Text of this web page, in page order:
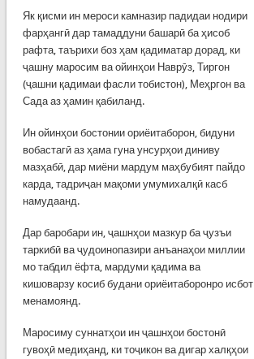
Як қисми ин мероси камназир падидаи нодири
фарҳангӣ дар тамаддуни башарӣ ба ҳисоб
рафта, таърихи боз ҳам қадиматар дорад, ки
ҷашну маросим ва ойинҳои Наврӯз, Тиргон
(ҷашни қадимаи фасли тобистон), Меҳргон ва
Сада аз ҳамин қабиланд.
Ин ойинҳои бостонии ориёитаборон, бидуни
вобастагӣ аз ҳама гуна унсурҳои диниву
мазҳабӣ, дар миёни мардум маҳбубият пайдо
карда, тадриҷан мақоми умумихалқӣ касб
намудаанд.
Дар баробари ин, ҷашнҳои мазкур ба ҷузъи
таркибӣ ва ҷудоинопазири анъанаҳои миллии
мо табдил ёфта, мардуми қадима ва
кишоварзу косиб будани ориёитаборонро исбот
менамоянд.
Маросиму суннатҳои ин ҷашнҳои бостонӣ
гувоҳӣ медиҳанд, ки тоҷикон ва дигар халқҳои